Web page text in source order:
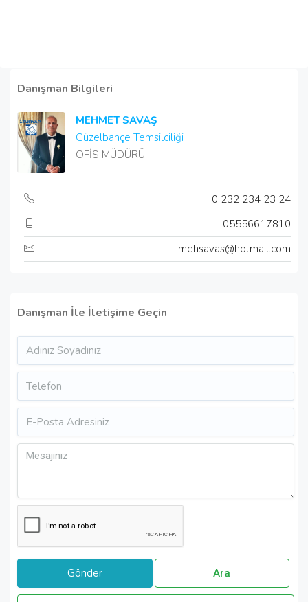
Danışman Bilgileri
MEHMET SAVAŞ
Güzelbahçe Temsilciliği
OFİS MÜDÜRÜ
0 232 234 23 24
05556617810
mehsavas@hotmail.com
Danışman İle İletişime Geçin
Ara